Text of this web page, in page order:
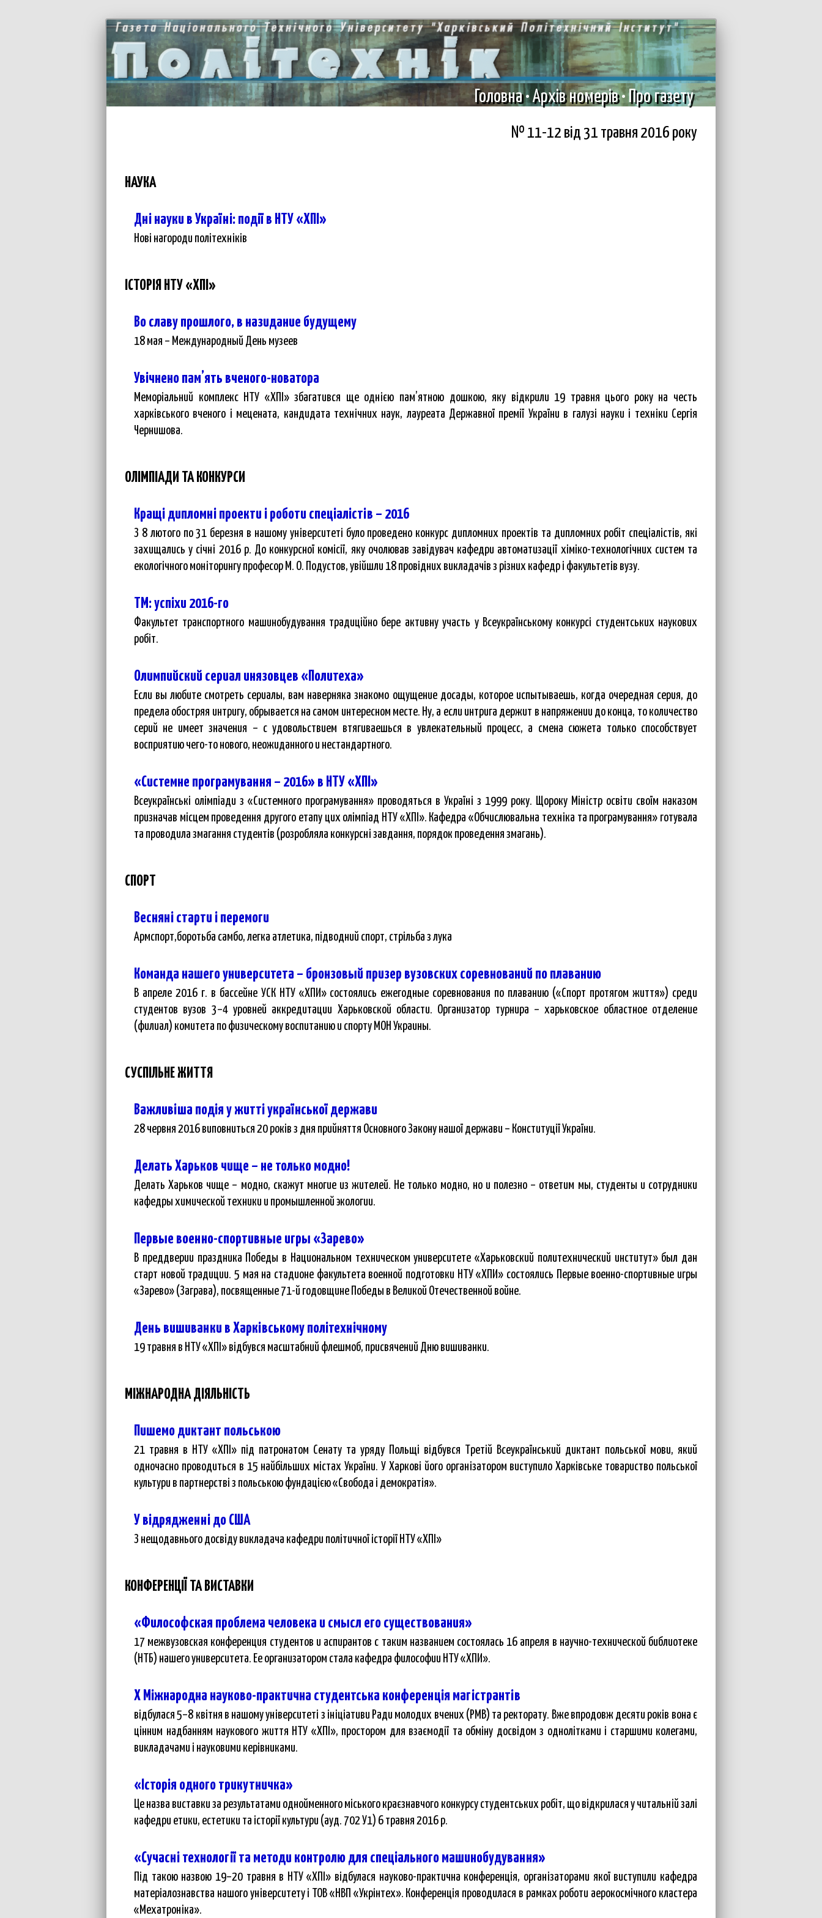
Головна• Архів номерів•Про газету
№ 11-12 вiд 31 травня 2016 року
НАУКА
Дні науки в Україні: події в НТУ «ХПІ»
Нові нагороди політехніків
ІСТОРІЯ НТУ «ХПІ»
Во славу прошлого, в назидание будущему
18 мая – Международный День музеев
Увічнено пам’ять вченого-новатора
Меморіальний комплекс НТУ «ХПІ» збагатився ще однією пам’ятною дошкою, яку відкрили 19 травня цього року на честь
харківського вченого і мецената, кандидата технічних наук, лауреата Державної премії України в галузі науки і техніки Сергія
Чернишова.
ОЛІМПІАДИ ТА КОНКУРСИ
Кращі дипломні проекти і роботи спеціалістів – 2016
З 8 лютого по 31 березня в нашому університеті було проведено конкурс дипломних проектів та дипломних робіт спеціалістів, які
захищались у січні 2016 р. До конкурсної комісії, яку очолював завідувач кафедри автоматизації хіміко-технологічних систем та
екологічного моніторингу професор М. О. Подустов, увійшли 18 провідних викладачів з різних кафедр і факультетів вузу.
ТМ: успіхи 2016-го
Факультет транспортного машинобудування традиційно бере активну участь у Всеукраїнському конкурсі студентських наукових
робіт.
Олимпийский сериал инязовцев «Политеха»
Если вы любите смотреть сериалы, вам наверняка знакомо ощущение досады, которое испытываешь, когда очередная серия, до
предела обостряя интригу, обрывается на самом интересном месте. Ну, а если интрига держит в напряжении до конца, то количество
серий не имеет значения – с удовольствием втягиваешься в увлекательный процесс, а смена сюжета только способствует
восприятию чего-то нового, неожиданного и нестандартного.
«Системне програмування – 2016» в НТУ «ХПІ»
Всеукраїнські олімпіади з «Системного програмування» проводяться в Україні з 1999 року. Щороку Міністр освіти своїм наказом
призначав місцем проведення другого етапу цих олімпіад НТУ «ХПІ». Кафедра «Обчислювальна техніка та програмування» готувала
та проводила змагання студентів (розробляла конкурсні завдання, порядок проведення змагань).
СПОРТ
Весняні старти і перемоги
Армспорт,боротьба самбо, легка атлетика, підводний спорт, стрільба з лука
Команда нашего университета – бронзовый призер вузовских соревнований по плаванию
В апреле 2016 г. в бассейне УСК НТУ «ХПИ» состоялись ежегодные соревнования по плаванию («Спорт протягом життя») среди
студентов вузов 3–4 уровней аккредитации Харьковской области. Организатор турнира – харьковское областное отделение
(филиал) комитета по физическому воспитанию и спорту МОН Украины.
СУСПІЛЬНЕ ЖИТТЯ
Важливіша подія у житті української держави
28 червня 2016 виповниться 20 років з дня прийняття Основного Закону нашої держави – Конституції України.
Делать Харьков чище – не только модно!
Делать Харьков чище – модно, скажут многие из жителей. Не только модно, но и полезно – ответим мы, студенты и сотрудники
кафедры химической техники и промышленной экологии.
Первые военно-спортивные игры «Зарево»
В преддверии праздника Победы в Национальном техническом университете «Харьковский политехнический институт» был дан
старт новой традиции. 5 мая на стадионе факультета военной подготовки НТУ «ХПИ» состоялись Первые военно-спортивные игры
«Зарево» (Заграва), посвященные 71-й годовщине Победы в Великой Отечественной войне.
День вишиванки в Харківському політехнічному
19 травня в НТУ «ХПІ» відбувся масштабний флешмоб, присвячений Дню вишиванки.
МІЖНАРОДНА ДІЯЛЬНІСТЬ
Пишемо диктант польською
21 травня в НТУ «ХПІ» під патронатом Сенату та уряду Польщі відбувся Третій Всеукраїнський диктант польської мови, який
одночасно проводиться в 15 найбільших містах України. У Харкові його організатором виступило Харківське товариство польської
культури в партнерстві з польською фундацією «Свобода і демократія».
У відрядженні до США
З нещодавнього досвіду викладача кафедри політичної історії НТУ «ХПІ»
КОНФЕРЕНЦІЇ ТА ВИСТАВКИ
«Философская проблема человека и смысл его существования»
17 межвузовская конференция студентов и аспирантов с таким названием состоялась 16 апреля в научно-технической библиотеке
(НТБ) нашего университета. Ее организатором стала кафедра философии НТУ «ХПИ».
Х Міжнародна науково-практична студентська конференція магістрантів
відбулася 5–8 квітня в нашому університеті з ініціативи Ради молодих вчених (РМВ) та ректорату. Вже впродовж десяти років вона є
цінним надбанням наукового життя НТУ «ХПІ», простором для взаємодії та обміну досвідом з однолітками і старшими колегами,
викладачами і науковими керівниками.
«Історія одного трикутничка»
Це назва виставки за результатами однойменного міського краєзнавчого конкурсу студентських робіт, що відкрилася у читальній залі
кафедри етики, естетики та історії культури (ауд. 702 У1) 6 травня 2016 р.
«Сучасні технології та методи контролю для спеціального машинобудування»
Під такою назвою 19–20 травня в НТУ «ХПІ» відбулася науково-практична конференція, організаторами якої виступили кафедра
матеріалознавства нашого університету і ТОВ «НВП «Укрінтех». Конференція проводилася в рамках роботи аерокосмічного кластера
«Мехатроніка».